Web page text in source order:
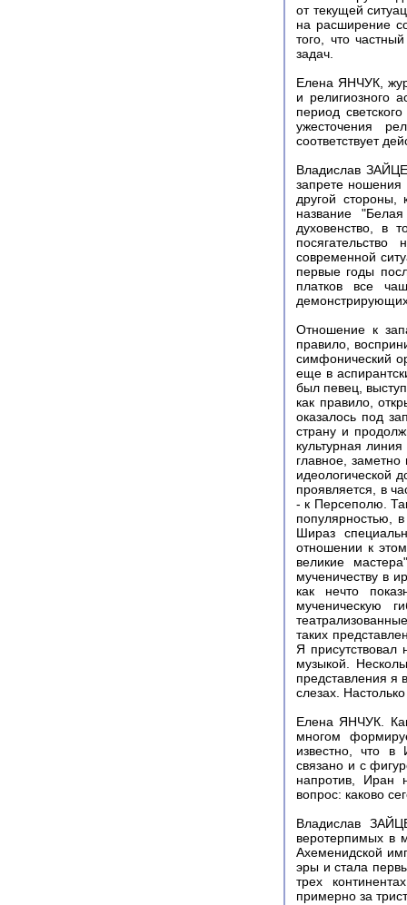
от текущей
на расширение
того, что
задач.
Елена ЯНЧУК,
и религиозного
период
ужесточения
соответствует
Владислав
запрете
другой
название
духовенство, в
современной
первые годы
платков все
Отношение к
правило,
симфонический
еще в
был певец,
как правило,
оказалось под
страну и
культурная
главное,
идеологической
проявляется, в
- к Персеполю.
популярностью,
Шираз
отношении к
великие
мученичеству в
как нечто
мученическую
таких
Я
музыкой.
представления я
слезах.
Елена ЯНЧУК.
многом
известно, что в
связано и с
напротив, Иран
вопрос: каково
Владислав
веротерпимых в
Ахеменидской
эры и стала
трех
примерно за